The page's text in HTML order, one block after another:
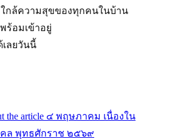
ใกล้ความสุขของทุกคนในบ้าน
ร้อมเข้าอยู่
ลยวันนี้